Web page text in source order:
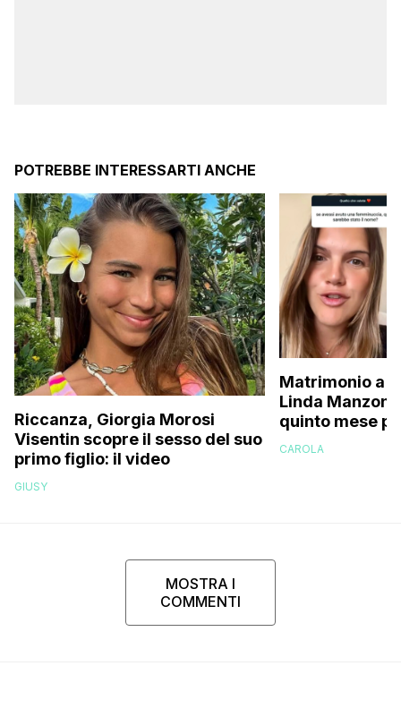
POTREBBE INTERESSARTI ANCHE
Riccanza, Giorgia Morosi
Visentin scopre il sesso del suo
primo figlio: il video
GIUSY
Matrimonio a
Linda Manzoni
quinto mese
essere in
CAROLA
MOSTRA I
COMMENTI